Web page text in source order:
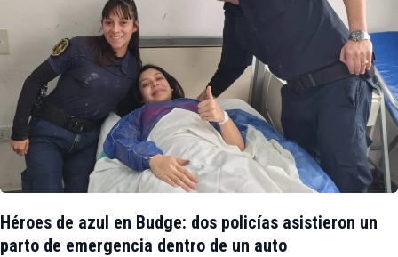
Héroes de azul en Budge: dos policías asistieron un
parto de emergencia dentro de un auto